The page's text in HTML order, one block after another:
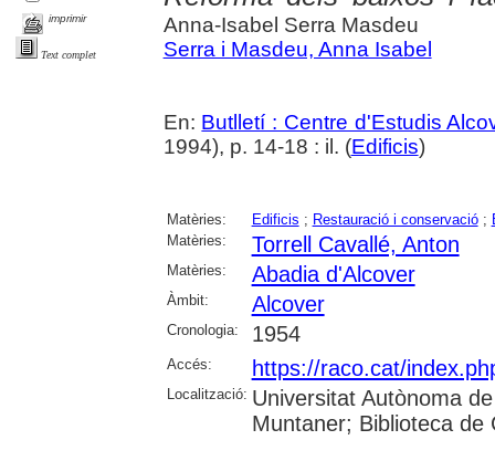
imprimir
Text complet
Anna-Isabel Serra Masdeu
Serra i Masdeu, Anna Isabel
En: Butlletí : Centre d'Estudis
1994), p. 14-18 : il. (Edificis)
Matèries: Edificis ; Restauració i conservació;
Matèries:
Torrell Cavallé, Anton
Matèries: Abadia d'Alcover
Àmbit: Alcover
Cronologia: 1954
Accés: https://raco.cat/
Localització: Universitat Autònoma
Muntaner; Biblioteca de